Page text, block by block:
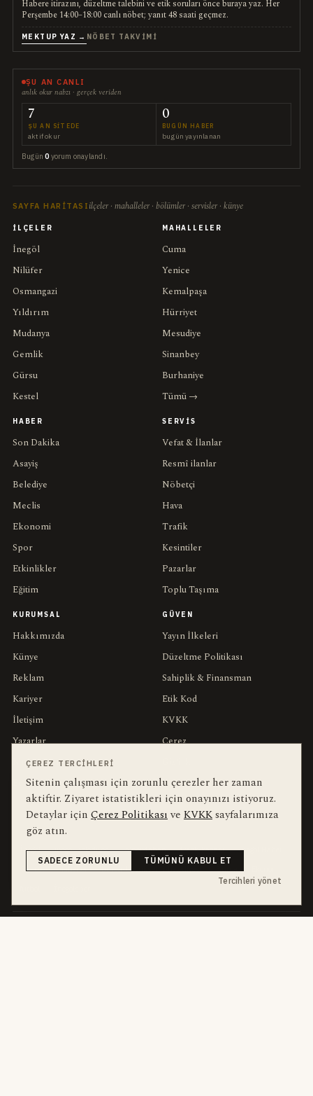
Habere itirazını, düzeltme talebini ve etik soruları önce buraya yaz. Her
Perşembe 14:00–18:00 canlı nöbet; yanıt 48 saati geçmez.
MEKTUP YAZ → NÖBET TAKVIMI
ŞU AN CANLI
anlık okur nabzı · gerçek veriden
7
ŞU AN SITEDE
aktif okur
0
BUGÜN HABER
bugün yayınlanan
Bugün0 yorum onaylandı.
SAYFA HARITASI ilçeler · mahalleler · bölümler · servisler · künye
İLÇELER
İnegöl
Nilüfer
Osmangazi
Yıldırım
Mudanya
Gemlik
Gürsu
Kestel
MAHALLELER
Cuma
Yenice
Kemalpaşa
Hürriyet
Mesudiye
Sinanbey
Burhaniye
Tümü →
HABER
Son Dakika
Asayiş
Belediye
Meclis
Ekonomi
Spor
Etkinlikler
Eğitim
SERVIS
Vefat & İlanlar
Resmî ilanlar
Nöbetçi
Hava
Trafik
Kesintiler
Pazarlar
Toplu Taşıma
KURUMSAL
Hakkımızda
Künye
Reklam
Kariyer
İletişim
Yazarlar
Muhabirler
Editörler
GÜVEN
Yayın İlkeleri
Düzeltme Politikası
Sahiplik & Finansman
Etik Kod
KVKK
Çerez
Kullanım Şartları
YEREL ARANANLAR
İnegöl inegol-belediyesi alper-taban trafik-kazasi
İnegöl Haber
Güncel
Haberler bursa-buyuksehir-belediyesi Bursa
ÇEREZ TERCIHLERI
Sitenin çalışması için zorunlu çerezler her zaman
aktiftir. Ziyaret istatistikleri için onayınızı istiyoruz.
Detaylar için Çerez Politikasıve KVKKsayfalarımıza
göz atın.
SADECE ZORUNLU
TÜMÜNÜ KABUL ET
Tercihleri yönet